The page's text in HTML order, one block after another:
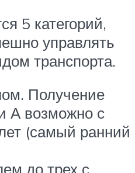
5 категорий,
управлять
транспорта.
Получение
А возможно с
(самый ранний
до трех с